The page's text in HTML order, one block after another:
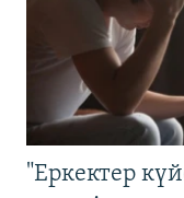
"Еркектер